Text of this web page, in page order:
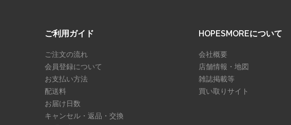
ご利用ガイド
ご注文の流れ
会員登録について
お支払い方法
配送料
お届け日数
キャンセル・返品・交換
HOPESMOREについて
会社概要
店舗情報・地図
雑誌掲載等
買い取りサイト